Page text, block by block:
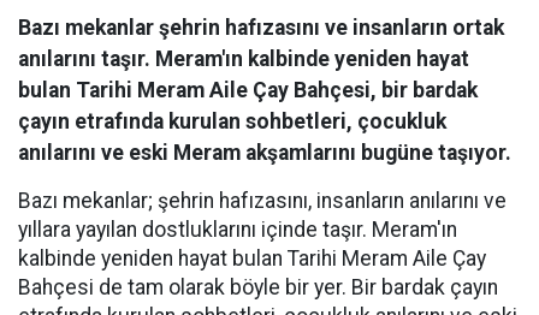
Bazı mekanlar şehrin hafızasını ve insanların ortak
anılarını taşır. Meram'ın kalbinde yeniden hayat
bulan Tarihi Meram Aile Çay Bahçesi, bir bardak
çayın etrafında kurulan sohbetleri, çocukluk
anılarını ve eski Meram akşamlarını bugüne taşıyor.
Bazı mekanlar; şehrin hafızasını, insanların anılarını ve
yıllara yayılan dostluklarını içinde taşır. Meram'ın
kalbinde yeniden hayat bulan Tarihi Meram Aile Çay
Bahçesi de tam olarak böyle bir yer. Bir bardak çayın